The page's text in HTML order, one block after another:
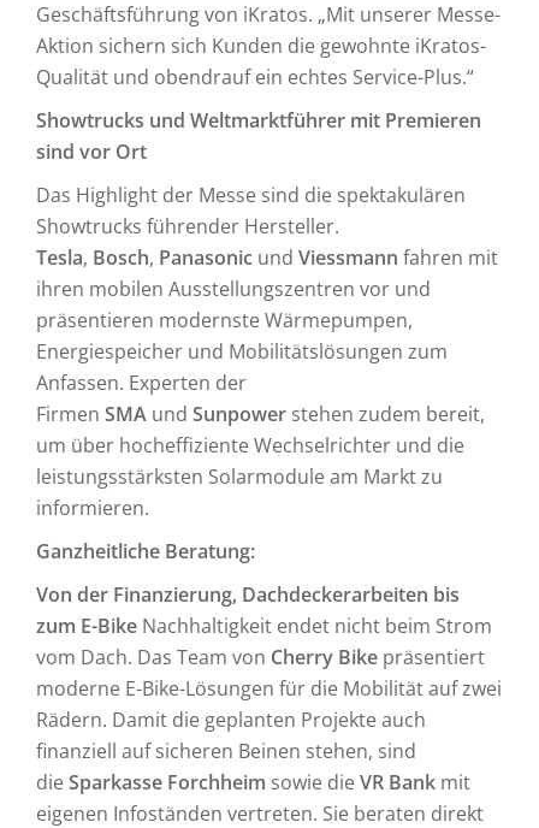
Geschäftsführung von iKratos. „Mit unserer Messe-
Aktion sichern sich Kunden die gewohnte iKratos-
Qualität und obendrauf ein echtes Service-Plus.“
Showtrucks und Weltmarktführer mit Premieren
sind vor Ort
Das Highlight der Messe sind die spektakulären
Showtrucks führender Hersteller.
Tesla, Bosch, Panasonic und Viessmann fahren mit
ihren mobilen Ausstellungszentren vor und
präsentieren modernste Wärmepumpen,
Energiespeicher und Mobilitätslösungen zum
Anfassen. Experten der
Firmen SMA und Sunpower stehen zudem bereit,
um über hocheffiziente Wechselrichter und die
leistungsstärksten Solarmodule am Markt zu
informieren.
Ganzheitliche Beratung:
Von der Finanzierung, Dachdeckerarbeiten bis
zum E-Bike Nachhaltigkeit endet nicht beim Strom
vom Dach. Das Team von Cherry Bike präsentiert
moderne E-Bike-Lösungen für die Mobilität auf zwei
Rädern. Damit die geplanten Projekte auch
finanziell auf sicheren Beinen stehen, sind
dieSparkasse Forchheim sowie dieVR Bank mit
eigenen Infoständen vertreten. Sie beraten direkt